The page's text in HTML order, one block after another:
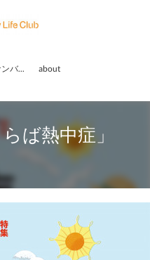
Lifeバックナンバー about
ば熱中症」